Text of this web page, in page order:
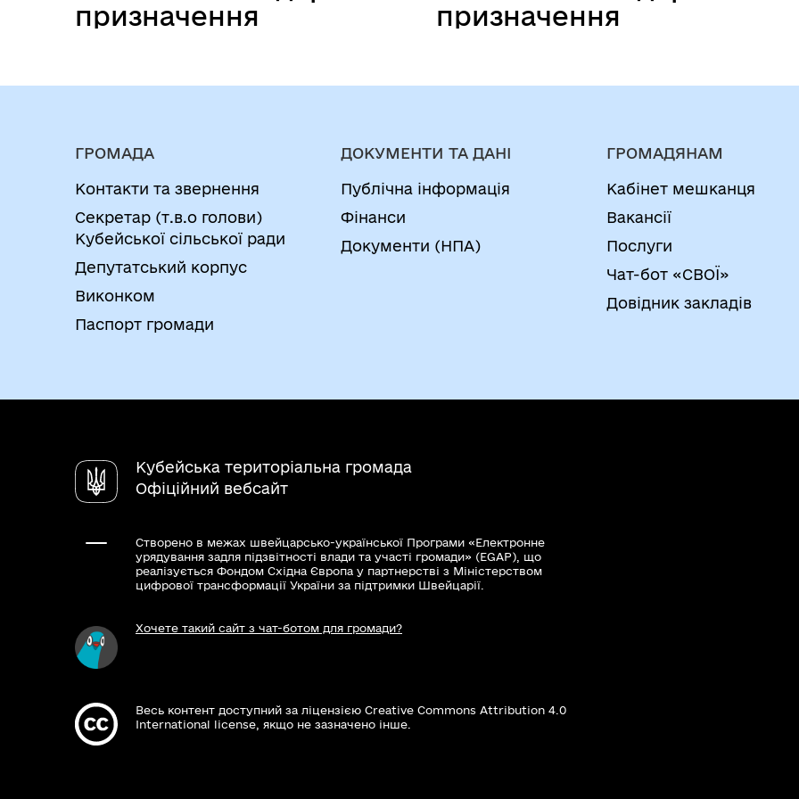
призначення
земельних торгах у
формі аукціону та
проведення
земельних торгів у
формі
електронного
аукціону»
призначення
земельних торгах у
формі аукціону та
проведення
земельних торгів у
електронного
ГРОМАДА
Контакти та звернення
Секретар (т.в.о голови)
Кубейської сільської ради
Депутатський корпус
Виконком
Паспорт громади
ДОКУМЕНТИ ТА ДАНІ
Публічна інформація
Фінанси
Документи (НПА)
ГРОМАДЯНАМ
Кабінет мешканця
Вакансії
Послуги
Чат-бот «СВОЇ»
Довідник закладів
Кубейська територіальна громада
Офіційний вебсайт
Створено в межах швейцарсько-української Програми «Електронне
урядування задля підзвітності влади та участі громади» (EGAP), що
реалізується Фондом Східна Європа у партнерстві з Міністерством
цифрової трансформації України за підтримки Швейцарії.
Хочете такий сайт з чат-ботом для громади?
Весь контент доступний за ліцензією Creative Commons Attribution 4.0
International license, якщо не зазначено інше.